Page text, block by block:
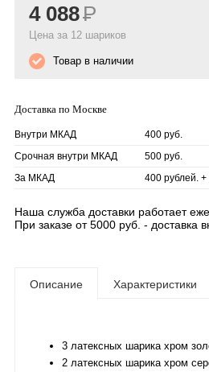
4 088Р
Цена за 12 шариков
Товар в наличии
Доставка по Москве
Внутри МКАД 400 руб.
Срочная внутри МКАД
500 руб.
За МКАД
400 рублей. +
Наша служба доставки работает
При заказе от 5000 руб. - доставка
Описание Характеристики
3 латексных шарика хром
2 латексных шарика хром